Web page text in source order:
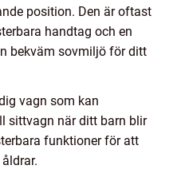
position. Den är oftast
handtag och en
bekväm sovmiljö för ditt
vagn som kan
sittvagn när ditt barn blir
funktioner för att